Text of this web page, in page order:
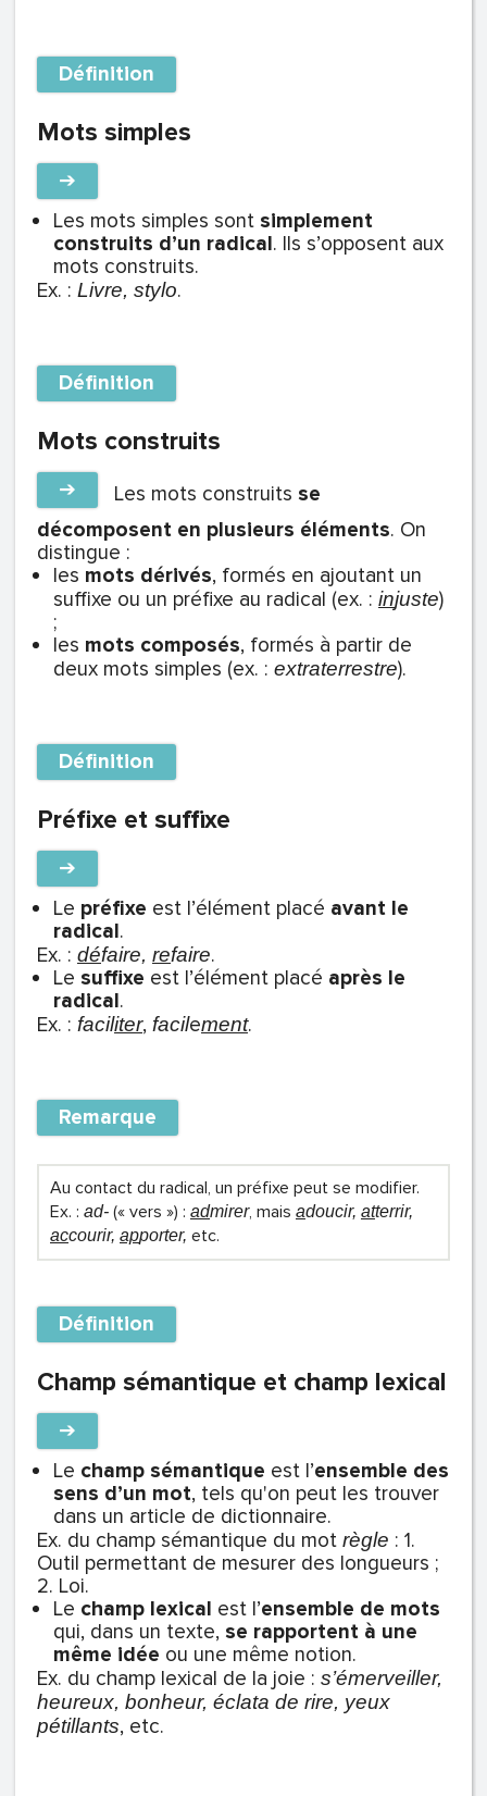
Définition
Mots simples
➔
Les mots simples sont simplement
construits d’un radical. Ils s’opposent aux
mots construits.
Ex. : Livre, stylo.
Définition
Mots construits
➔ Les mots construits se
décomposent en plusieurs éléments. On
distingue :
les mots dérivés, formés en ajoutant un
suffixe ou un préfixe au radical (ex. : injuste)
;
les mots composés, formés à partir de
deux mots simples (ex. : extraterrestre).
Définition
Préfixe et suffixe
➔
Le préfixe est l’élément placé avant le
radical.
Ex. : défaire, refaire.
Le suffixe est l’élément placé après le
radical.
Ex. : faciliter, facilement.
Remarque
Au contact du radical, un préfixe peut se modifier.
Ex. : ad- (« vers ») : admirer, mais adoucir, atterrir,
accourir, apporter, etc.
Définition
Champ sémantique et champ lexical
➔
Le champ sémantique est l’ensemble des
sens d’un mot, tels qu'on peut les trouver
dans un article de dictionnaire.
Ex. du champ sémantique du mot règle : 1.
Outil permettant de mesurer des longueurs ;
2. Loi.
Le champ lexical est l’ensemble de mots
qui, dans un texte, se rapportent à une
même idée ou une même notion.
Ex. du champ lexical de la joie : s’émerveiller,
heureux, bonheur, éclata de rire, yeux
pétillants, etc.